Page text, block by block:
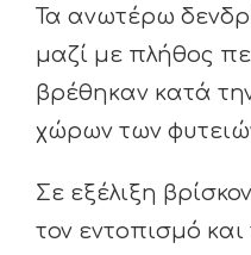
Τα ανωτέρω
μαζί με πλήθος
βρέθηκαν κατά
χώρων των
Σε εξέλιξη
τον εντοπισμό